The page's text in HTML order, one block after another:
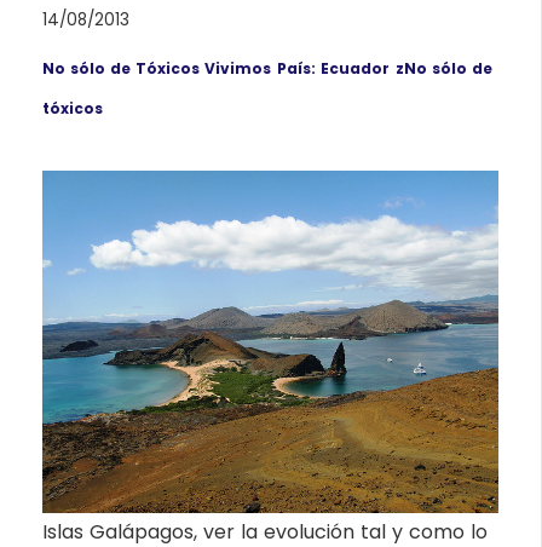
14/08/2013
No sólo de Tóxicos Vivimos País: Ecuador zNo sólo de
tóxicos
Islas Galápagos, ver la evolución tal y como lo